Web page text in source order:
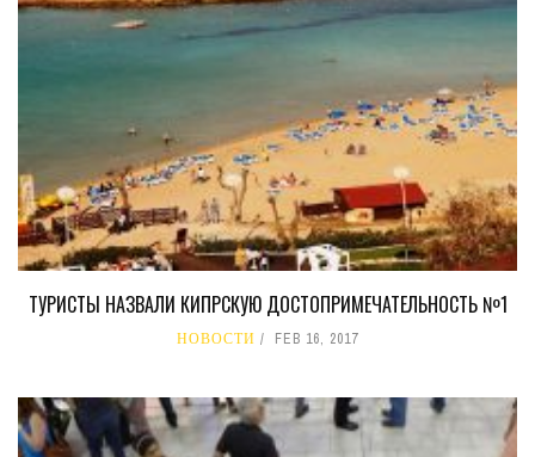
ТУРИСТЫ НАЗВАЛИ КИПРСКУЮ ДОСТОПРИМЕЧАТЕЛЬНОСТЬ №1
НОВОСТИ FEB 16, 2017